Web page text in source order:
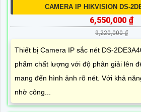
CAMERA IP HIKVISION DS-
6,550,000 ₫
9,220,000 ₫
Thiết bị Camera IP sắc nét DS-
phẩm chất lượng với độ phân giải lên
mang đến hình ảnh rõ nét. Với khả
nhờ công...